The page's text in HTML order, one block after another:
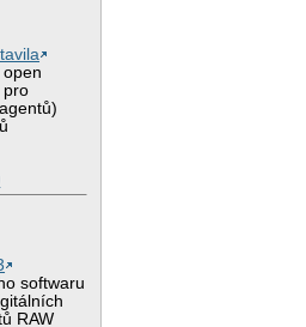
pro
softwaru
RAW